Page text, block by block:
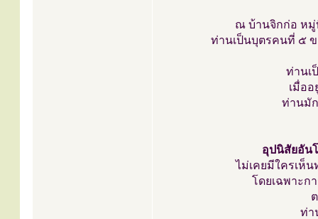
ณ บ้านจิกก่อ หมู่
ท่านเป็นบุตรคนที่ ๕
ท่านเ
เมื่อ
ท่านมั
อุปนิสัยอัน
ไม่เคยมีใครเห็น
โดยเฉพาะก
ท่า